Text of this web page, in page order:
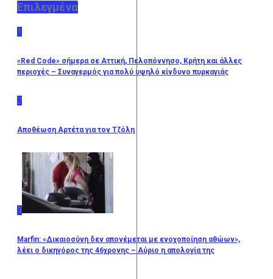
Επιλεγμένα
1
«Red Code» σήμερα σε Αττική, Πελοπόννησο, Κρήτη και άλλες
περιοχές – Συναγερμός για πολύ υψηλό κίνδυνο πυρκαγιάς
2
Αποθέωση Αρτέτα για τον Τζόλη
3
Marfin: «Δικαιοσύνη δεν απονέμεται με ενοχοποίηση αθώων»,
λέει ο δικηγόρος της 46χρονης – Αύριο η απολογία της